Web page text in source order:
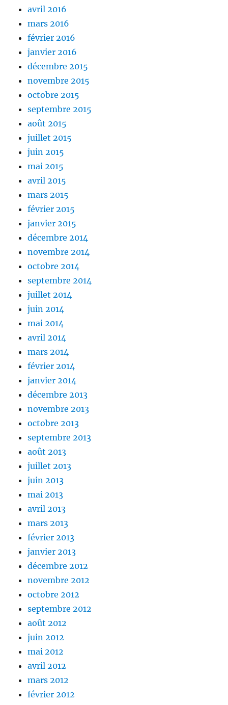
avril 2016
mars 2016
février 2016
janvier 2016
décembre 2015
novembre 2015
octobre 2015
septembre 2015
août 2015
juillet 2015
juin 2015
mai 2015
avril 2015
mars 2015
février 2015
janvier 2015
décembre 2014
novembre 2014
octobre 2014
septembre 2014
juillet 2014
juin 2014
mai 2014
avril 2014
mars 2014
février 2014
janvier 2014
décembre 2013
novembre 2013
octobre 2013
septembre 2013
août 2013
juillet 2013
juin 2013
mai 2013
avril 2013
mars 2013
février 2013
janvier 2013
décembre 2012
novembre 2012
octobre 2012
septembre 2012
août 2012
juin 2012
mai 2012
avril 2012
mars 2012
février 2012